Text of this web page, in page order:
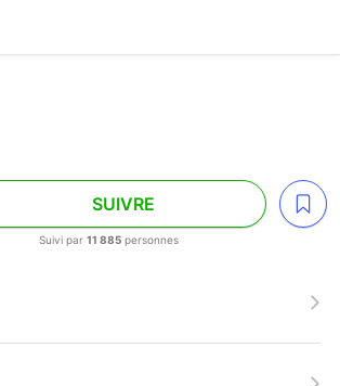
SUIVRE
Suivi par11 885 personnes